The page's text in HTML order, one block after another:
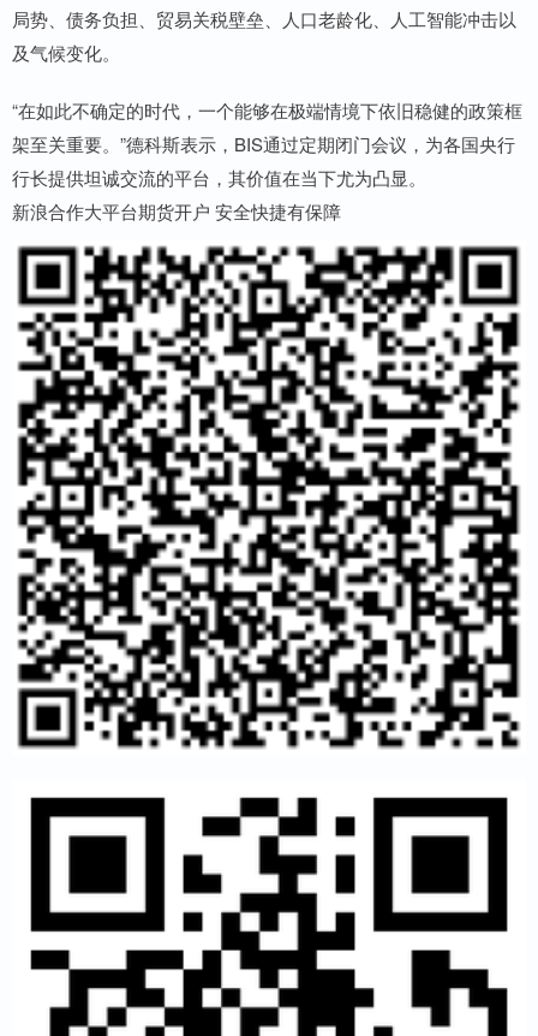
局势、债务负担、贸易关税壁垒、人口老龄化、人工智能冲击以
及气候变化。
“在如此不确定的时代，一个能够在极端情境下依旧稳健的政策框
架至关重要。”德科斯表示，BIS通过定期闭门会议，为各国央行
行长提供坦诚交流的平台，其价值在当下尤为凸显。
新浪合作大平台期货开户 安全快捷有保障